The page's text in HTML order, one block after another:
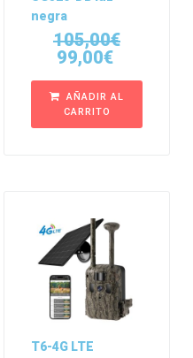
negra
105,00€
99,00€
AÑADIR AL
CARRITO
T6-4G LTE